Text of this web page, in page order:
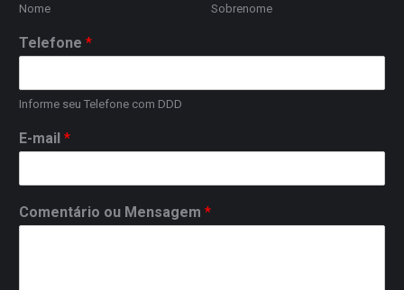
Nome Sobrenome
Telefone *
Informe seu Telefone com DDD
E-mail *
Comentário ou Mensagem *